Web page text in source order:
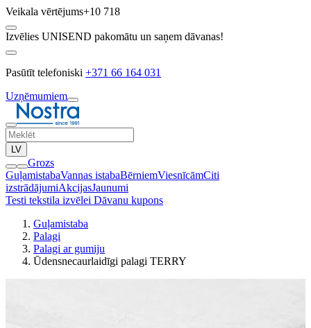
Veikala vērtējums+10 718
Izvēlies UNISEND pakomātu un saņem dāvanas!
Pasūtīt telefoniski +371 66 164 031
Uzņēmumiem
LV
Grozs
GuļamistabaVannas istabaBērniemViesnīcāmCiti
izstrādājumiAkcijasJaunumi
Testi tekstila izvēlei Dāvanu kupons
Guļamistaba
Palagi
Palagi ar gumiju
Ūdensnecaurlaidīgi palagi TERRY